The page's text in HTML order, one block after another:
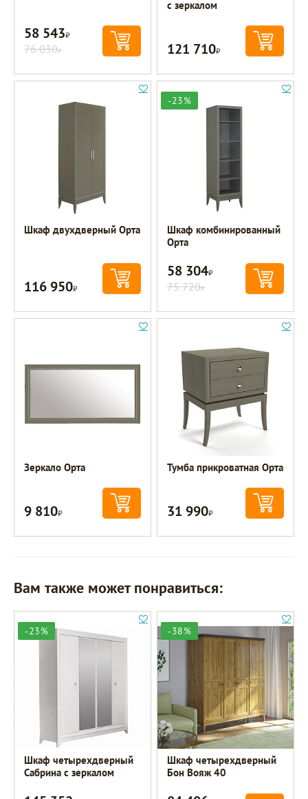
58 543Р
76 030Р
с зеркалом
121 710Р
Шкаф двухдверный Орта
116 950Р
-23%
Шкаф комбинированный
Орта
58 304Р
75 720Р
Зеркало Орта
9 810Р
Тумба прикроватная Орта
31 990Р
Вам также может понравиться:
-23%
Шкаф четырехдверный
Сабрина с зеркалом
-38%
Шкаф четырехдверный
Бон Вояж 40